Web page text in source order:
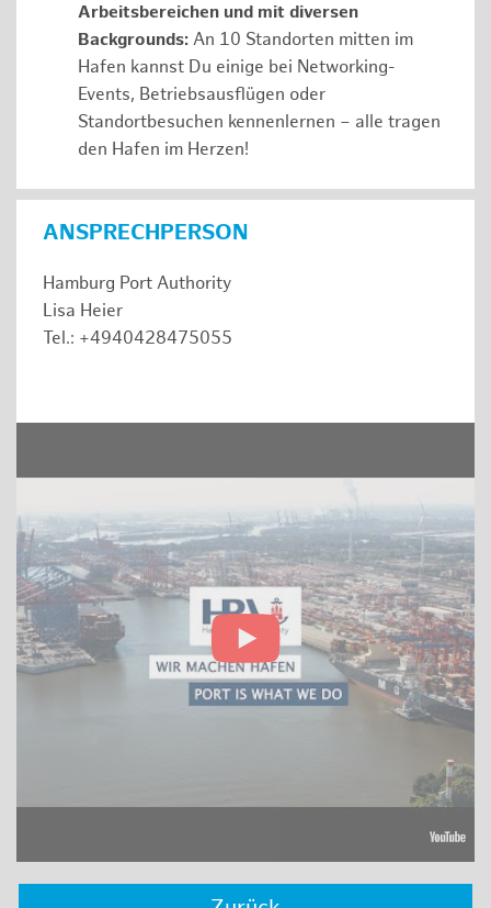
Arbeitsbereichen und mit diversen
Backgrounds: An 10 Standorten mitten im
Hafen kannst Du einige bei Networking-
Events, Betriebsausflügen oder
Standortbesuchen kennenlernen – alle tragen
den Hafen im Herzen!
ANSPRECHPERSON
Hamburg Port Authority
Lisa Heier
Tel.: +4940428475055